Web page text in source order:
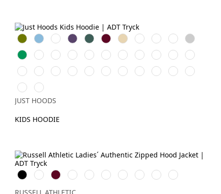
Olive
Green
Sky
Blue
Royal
Blue
PurpleForest
Green
Burgundy
Desert
Sand
Bottle
Green
Oxford
Navy
Lime
Green
Heather
Grey
Kelly
Green
CharcoalStorm
Grey
Hot
Pink
Jade
Green
Sun
Yellow
Hawaian
Blue
Fire
Red
Ash
Sapphire
Blue
Arctic
White
Dusty
Pink
New
French
Baby
Pink
Black
Smoke
Digital
Lavender
Dusty
Green
Deep
Black
Airforce
Blue
Red
Hot
Plum
Orange
Crush
Candyfloss
Pink
JUST HOODS
KIDS HOODIE
BlackWhiteBurgundy
French
Navy
Bright
Royal
Bottle
Green
Classic
Red
FuchsiaConvoy
Grey
Light
Oxford